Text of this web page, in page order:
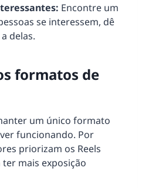
Encontre um
se interessem, dê
delas.
formatos de
um único formato
funcionando. Por
priorizam os Reels
mais exposição